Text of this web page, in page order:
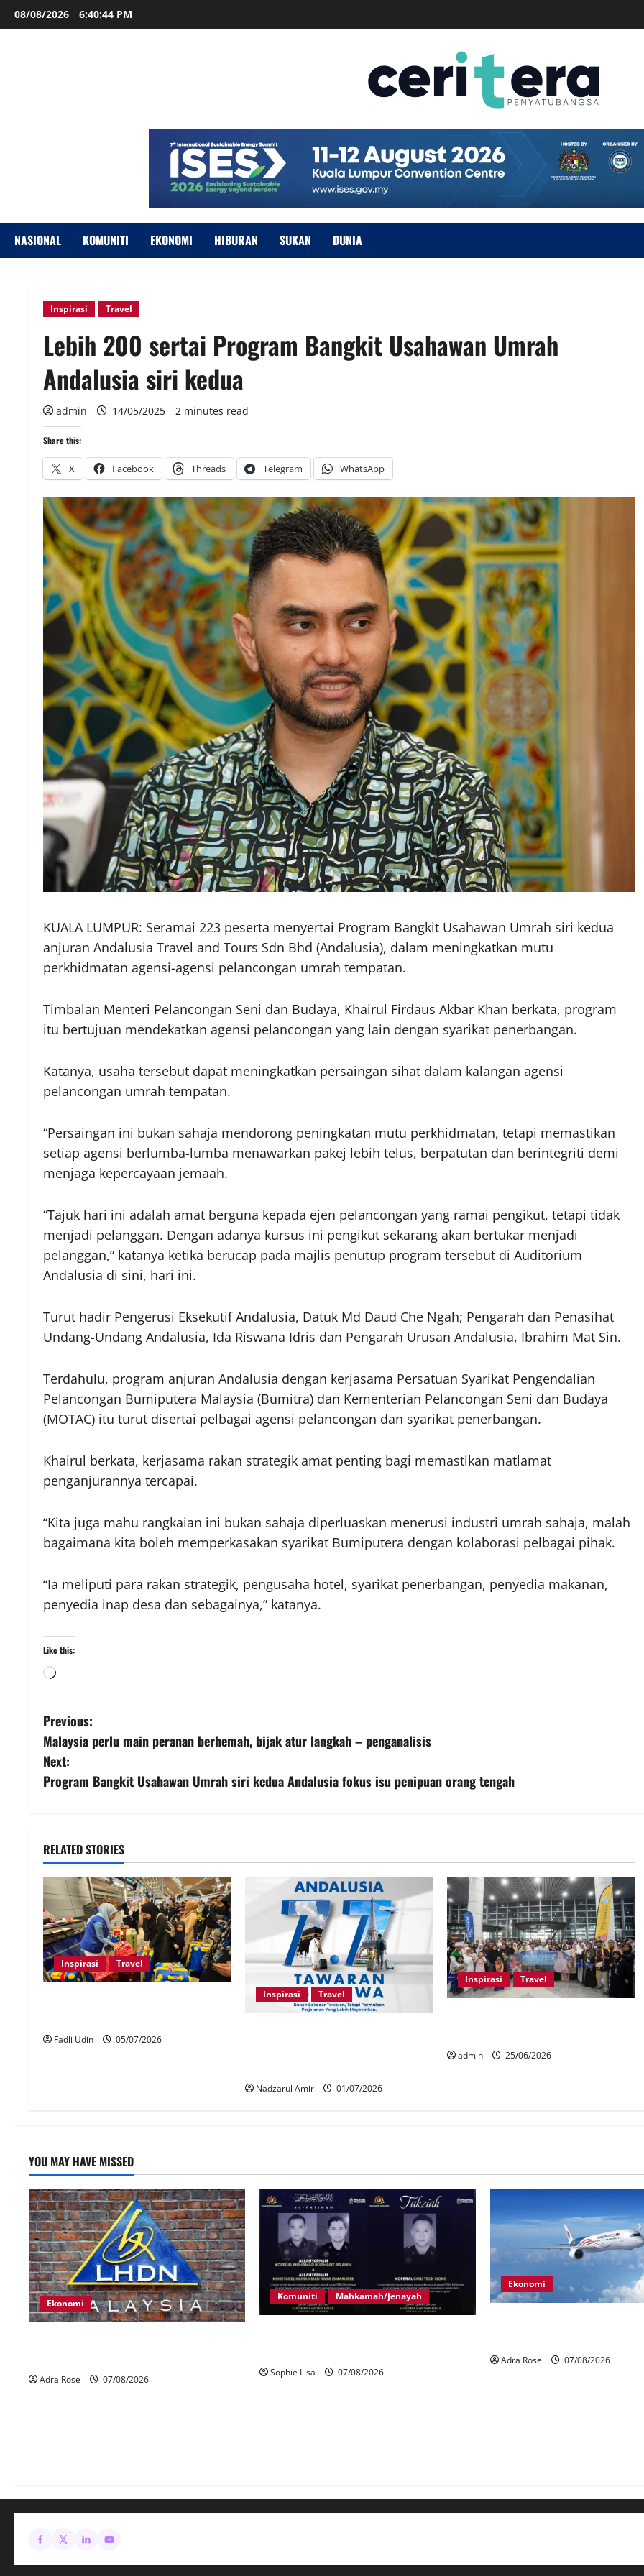
08/08/2026 6:40:45 PM
NASIONAL KOMUNITI EKONOMI HIBURAN SUKAN DUNIA
Inspirasi Travel
Lebih 200 sertai Program Bangkit Usahawan Umrah
Andalusia siri kedua
admin 14/05/2025 2 minutes read
Share this:
X Facebook Threads Telegram WhatsApp
KUALA LUMPUR: Seramai 223 peserta menyertai Program Bangkit Usahawan Umrah siri kedua
anjuran Andalusia Travel and Tours Sdn Bhd (Andalusia), dalam meningkatkan mutu
perkhidmatan agensi-agensi pelancongan umrah tempatan.
Timbalan Menteri Pelancongan Seni dan Budaya, Khairul Firdaus Akbar Khan berkata, program
itu bertujuan mendekatkan agensi pelancongan yang lain dengan syarikat penerbangan.
Katanya, usaha tersebut dapat meningkatkan persaingan sihat dalam kalangan agensi
pelancongan umrah tempatan.
“Persaingan ini bukan sahaja mendorong peningkatan mutu perkhidmatan, tetapi memastikan
setiap agensi berlumba-lumba menawarkan pakej lebih telus, berpatutan dan berintegriti demi
menjaga kepercayaan jemaah.
“Tajuk hari ini adalah amat berguna kepada ejen pelancongan yang ramai pengikut, tetapi tidak
menjadi pelanggan. Dengan adanya kursus ini pengikut sekarang akan bertukar menjadi
pelanggan,” katanya ketika berucap pada majlis penutup program tersebut di Auditorium
Andalusia di sini, hari ini.
Turut hadir Pengerusi Eksekutif Andalusia, Datuk Md Daud Che Ngah; Pengarah dan Penasihat
Undang-Undang Andalusia, Ida Riswana Idris dan Pengarah Urusan Andalusia, Ibrahim Mat Sin.
Terdahulu, program anjuran Andalusia dengan kerjasama Persatuan Syarikat Pengendalian
Pelancongan Bumiputera Malaysia (Bumitra) dan Kementerian Pelancongan Seni dan Budaya
(MOTAC) itu turut disertai pelbagai agensi pelancongan dan syarikat penerbangan.
Khairul berkata, kerjasama rakan strategik amat penting bagi memastikan matlamat
penganjurannya tercapai.
“Kita juga mahu rangkaian ini bukan sahaja diperluaskan menerusi industri umrah sahaja, malah
bagaimana kita boleh memperkasakan syarikat Bumiputera dengan kolaborasi pelbagai pihak.
“Ia meliputi para rakan strategik, pengusaha hotel, syarikat penerbangan, penyedia makanan,
penyedia inap desa dan sebagainya,” katanya.
Like this:
Previous:
Malaysia perlu main peranan berhemah, bijak atur langkah – penganalisis
Next:
Program Bangkit Usahawan Umrah siri kedua Andalusia fokus isu penipuan orang tengah
RELATED STORIES
Inspirasi Travel
Fadli Udin 05/07/2026
Inspirasi Travel
Nadzarul Amir 01/07/2026
Inspirasi Travel
admin 25/06/2026
YOU MAY HAVE MISSED
Ekonomi
Adra Rose 07/08/2026
Komuniti Mahkamah/Jenayah
Sophie Lisa 07/08/2026
Ekonomi
Adra Rose 07/08/2026